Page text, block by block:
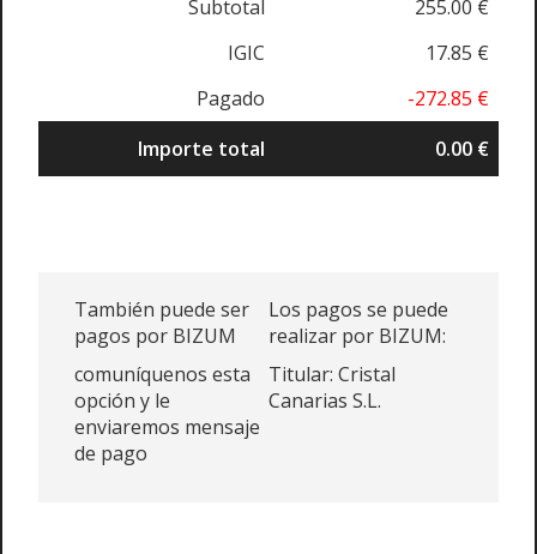
Subtotal
255.00 €
IGIC
17.85 €
Pagado
-272.85 €
Importe total
0.00 €
También puede ser
pagos por BIZUM
comuníquenos esta
opción y le
enviaremos mensaje
de pago
Los pagos se puede
realizar por BIZUM:
Titular: Cristal
Canarias S.L.